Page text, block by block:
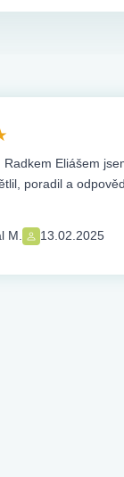
Radkem Eliášem
poradil a
M. 13.02.2025